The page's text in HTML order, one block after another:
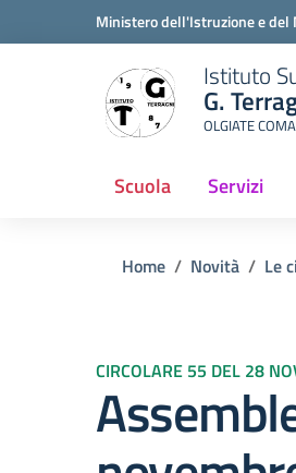
Ministero dell'Istruzione e del
Istituto
G.
OLGIATE
Scuola Servizi
Home Novità Le
CIRCOLARE 55 DEL 28